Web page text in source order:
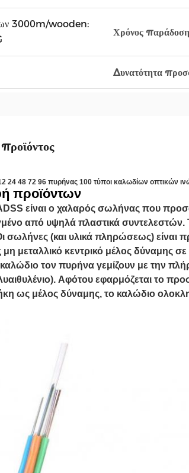
3000m/wooden:
Χρόνος
Δυνατότητα
24 48 72 96 πυρήνας 100 τύποι καλωδίων οπτικών
προϊόντων
είναι ο χαλαρός σωλήνας που
από υψηλά πλαστικά συντελεστών.
σωλήνες (και υλικά πληρώσεως) είναι
μεταλλικό κεντρικό μέλος δύναμης
τον πυρήνα γεμίζουν με την
Αφότου εφαρμόζεται το
ως μέλος δύναμης, το καλώδιο